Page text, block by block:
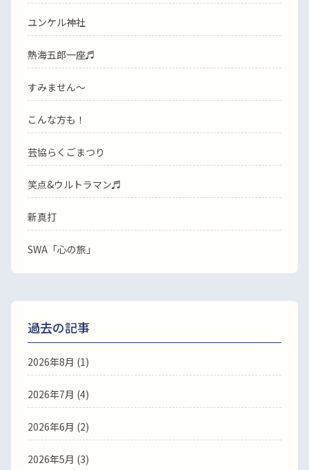
ユンケル神社
熱海五郎一座♬
すみません〜
こんな方も！
芸協らくごまつり
笑点&ウルトラマン♬
新真打
SWA「心の旅」
過去の記事
2026年8月 (1)
2026年7月 (4)
2026年6月 (2)
2026年5月 (3)